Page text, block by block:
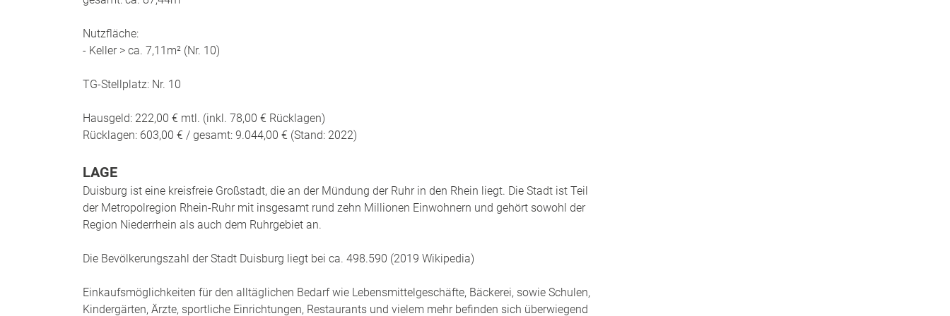
Nutzfläche:
- Keller > ca. 7,11m² (Nr. 10)
TG-Stellplatz: Nr. 10
Hausgeld: 222,00 € mtl. (inkl. 78,00 € Rücklagen)
Rücklagen: 603,00 € / gesamt: 9.044,00 € (Stand: 2022)
LAGE
Duisburg ist eine kreisfreie Großstadt, die an der Mündung der Ruhr in den Rhein liegt. Die Stadt ist Teil
der Metropolregion Rhein-Ruhr mit insgesamt rund zehn Millionen Einwohnern und gehört sowohl der
Region Niederrhein als auch dem Ruhrgebiet an.
Die Bevölkerungszahl der Stadt Duisburg liegt bei ca. 498.590 (2019 Wikipedia)
Einkaufsmöglichkeiten für den alltäglichen Bedarf wie Lebensmittelgeschäfte, Bäckerei, sowie Schulen,
Kindergärten, Ärzte, sportliche Einrichtungen, Restaurants und vielem mehr befinden sich überwiegend